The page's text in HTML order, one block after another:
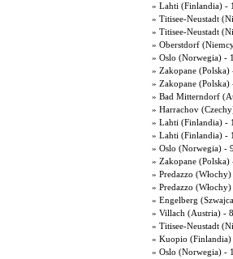
» Lahti (Finlandia) -
» Titisee-Neustadt
» Titisee-Neustadt
» Oberstdorf
» Oslo (Norwegia) -
» Zakopane (Polska)
» Zakopane (Polska)
» Bad Mitterndorf
» Harrachov
» Lahti (Finlandia) -
» Lahti (Finlandia) -
» Oslo (Norwegia) -
» Zakopane (Polska)
» Predazzo
» Predazzo
» Engelberg
» Villach (Austria) -
» Titisee-Neustadt
» Kuopio (Finlandia)
» Oslo (Norwegia) -